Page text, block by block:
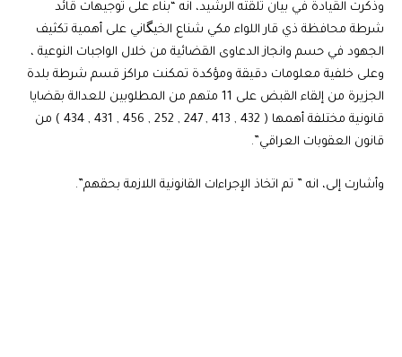
وذكرت القيادة في بيان تلقته الرشيد، انه “بناء على توجيهات قائد
شرطة محافظة ذي قار اللواء مكي شناع الخيگاني على أهمية تكثيف
الجهود في حسم وانجاز الدعاوى القضائية من خلال الواجبات النوعية ،
وعلى خلفية معلومات دقيقة ومؤكدة تمكنت مراكز قسم شرطة بلدة
الجزيرة من إلقاء القبض على 11 متهم من المطلوبين للعدالة بقضايا
قانونية مختلفة أهمها ( 432 , 413 , 247 , 252 , 456 , 431 , 434 ) من
قانون العقوبات العراقي”.
وأشارت إلى، انه ” تم اتخاذ الإجراءات القانونية اللازمة بحقهم”.